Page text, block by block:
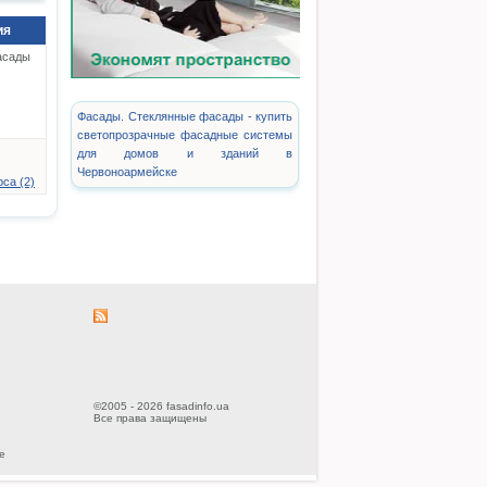
(2)
Фасады. Стеклянные фасады - купить
светопрозрачные фасадные системы
для домов и зданий в
Червоноармейске
©2005 - 2026 fasadinfo.ua
Все права защищены